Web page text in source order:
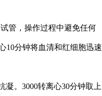
管，操作过程中避免任何
10分钟将血清和红细胞迅速
。3000转离心30分钟取上